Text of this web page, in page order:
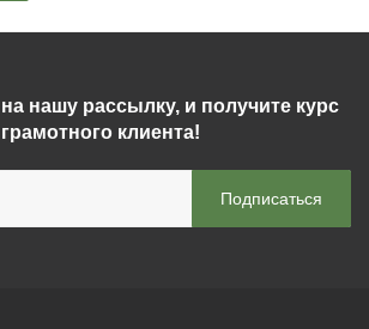
нашу рассылку, и получите курс
грамотного клиента!